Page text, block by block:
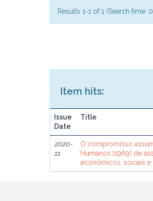
Results 1-1 of 1 (Search time:
Item hits:
Issue
Date
Title
2020-
11
O compromisso
Humanos (1969) de
econômicos, sociais e